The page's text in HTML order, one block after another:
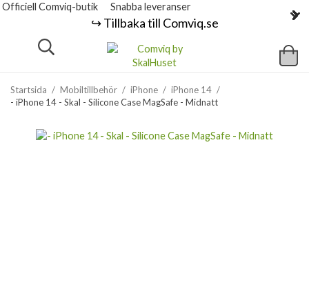
Officiell Comviq-butik Snabba leveranser
↪️ Tillbaka till Comviq.se
Startsida / Mobiltillbehör / iPhone / iPhone 14 /
- iPhone 14 - Skal - Silicone Case MagSafe - Midnatt